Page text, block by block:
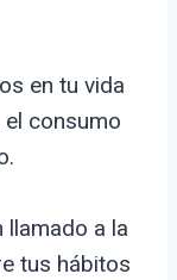
en tu vida
el consumo
llamado a la
tus hábitos